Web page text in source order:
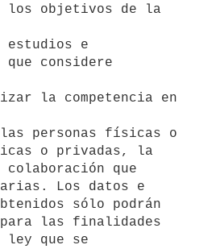
los objetivos de la
estudios e
considere
la competencia en
personas físicas o
o privadas, la
colaboración que
Los datos e
sólo podrán
las finalidades
que se